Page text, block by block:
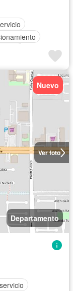
Ver foto
Nuevo
Departamento